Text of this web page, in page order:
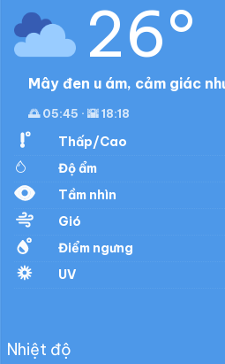
26°
Mây đen u ám, cảm giác
🌅 05:45 · 🌇 18:18
Thấp/Cao
Độ ẩm
Tầm nhìn
Gió
Điểm ngưng
UV
Nhiệt độ